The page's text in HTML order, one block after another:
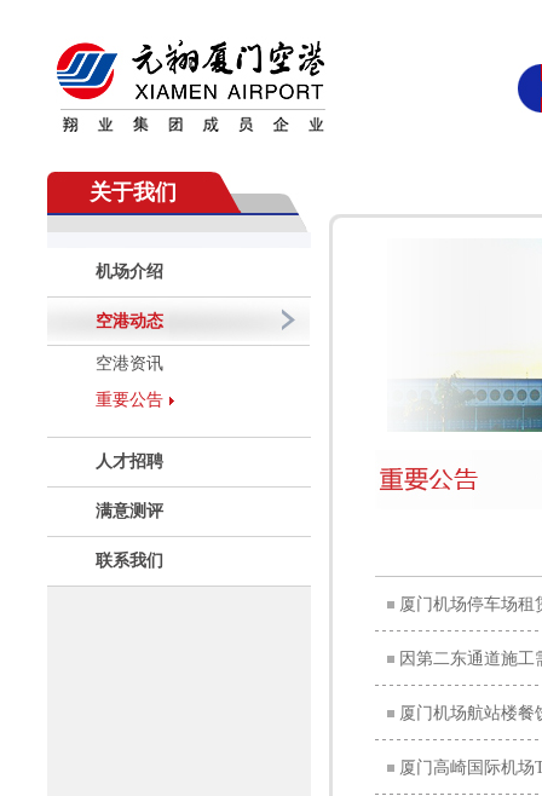
关于我们
机场介绍
空港动态
空港资讯
重要公告
人才招聘
满意测评
联系我们
厦门机场停车场租
因第二东通道施
厦门机场航站楼餐
厦门高崎国际机场